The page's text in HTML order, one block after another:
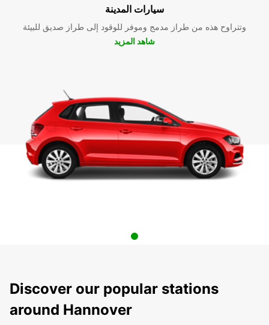
سيارات المدينة
وتتراوح هذه من طراز مدمج وموفر للوقود إلى طراز صديق للبيئة
شاهد المزيد
Discover our popular stations
around Hannover